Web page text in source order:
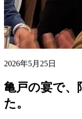
2026年5月25日
亀戸の宴で、
た。